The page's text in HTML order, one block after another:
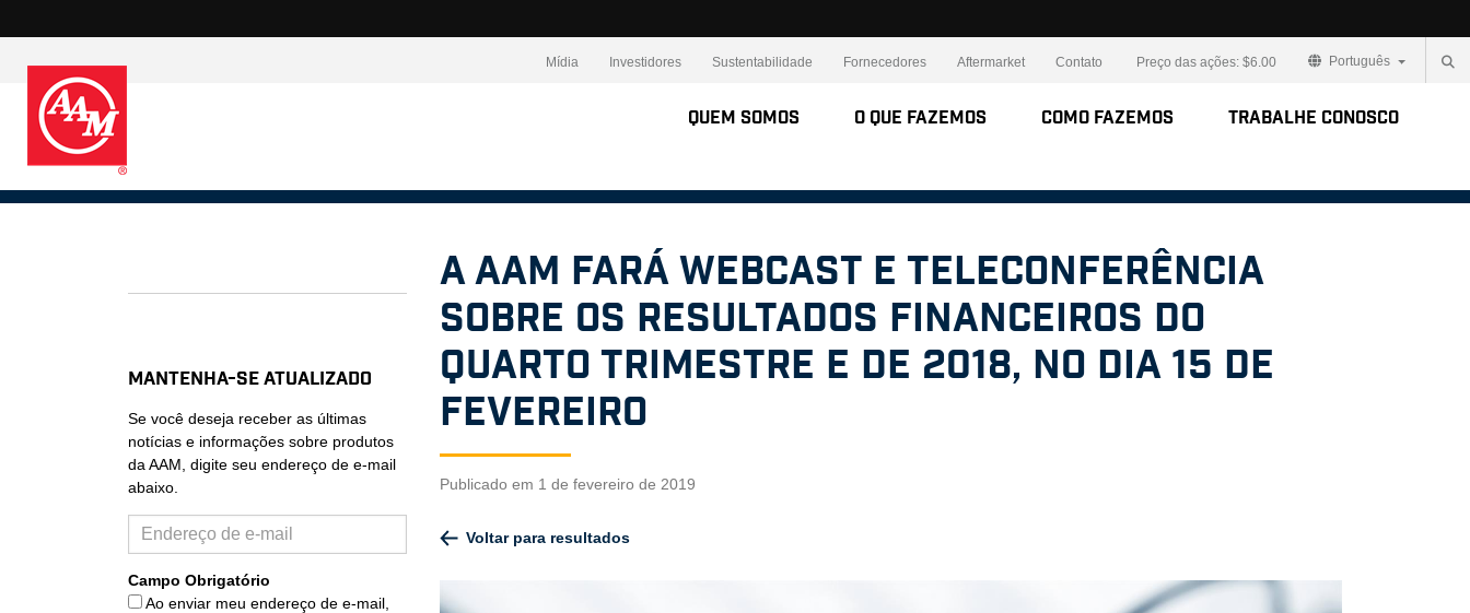
Mídia Investidores Sustentabilidade Fornecedores Aftermarket Contato Preço das ações: $6.00 Português
Quem somos O Que Fazemos Como Fazemos Trabalhe Conosco
A AAM fará webcast e teleconferência
sobre os resultados financeiros do
quarto trimestre e de 2018, no dia 15 de
fevereiro
Publicado em 1 de fevereiro de 2019
Voltar para resultados
Mantenha-se atualizado
Se você deseja receber as últimas
notícias e informações sobre produtos
da AAM, digite seu endereço de e-mail
abaixo.
Campo Obrigatório
Ao enviar meu endereço de e-mail,